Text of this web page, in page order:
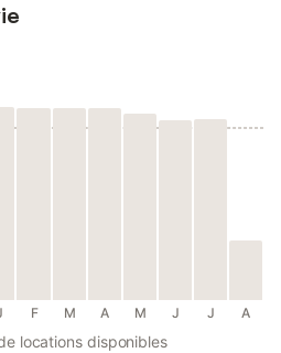
F M A M J J A
locations disponibles